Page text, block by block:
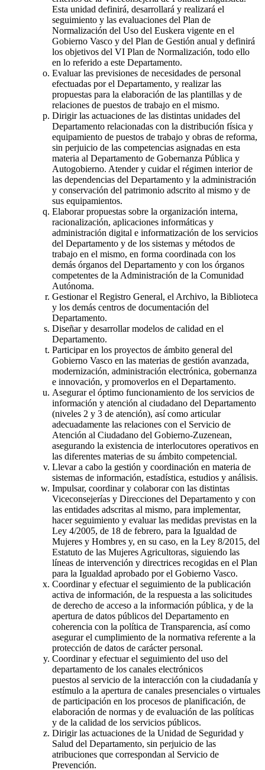
Esta unidad definirá, desarrollará y realizará el
seguimiento y las evaluaciones del Plan de
Normalización del Uso del Euskera vigente en el
Gobierno Vasco y del Plan de Gestión anual y definirá
los objetivos del VI Plan de Normalización, todo ello
en lo referido a este Departamento.
Evaluar las previsiones de necesidades de personal
efectuadas por el Departamento, y realizar las
propuestas para la elaboración de las plantillas y de
relaciones de puestos de trabajo en el mismo.
Dirigir las actuaciones de las distintas unidades del
Departamento relacionadas con la distribución física y
equipamiento de puestos de trabajo y obras de reforma,
sin perjuicio de las competencias asignadas en esta
materia al Departamento de Gobernanza Pública y
Autogobierno. Atender y cuidar el régimen interior de
las dependencias del Departamento y la administración
y conservación del patrimonio adscrito al mismo y de
sus equipamientos.
Elaborar propuestas sobre la organización interna,
racionalización, aplicaciones informáticas y
administración digital e informatización de los servicios
del Departamento y de los sistemas y métodos de
trabajo en el mismo, en forma coordinada con los
demás órganos del Departamento y con los órganos
competentes de la Administración de la Comunidad
Autónoma.
Gestionar el Registro General, el Archivo, la Biblioteca
y los demás centros de documentación del
Departamento.
Diseñar y desarrollar modelos de calidad en el
Departamento.
Participar en los proyectos de ámbito general del
Gobierno Vasco en las materias de gestión avanzada,
modernización, administración electrónica, gobernanza
e innovación, y promoverlos en el Departamento.
Asegurar el óptimo funcionamiento de los servicios de
información y atención al ciudadano del Departamento
(niveles 2 y 3 de atención), así como articular
adecuadamente las relaciones con el Servicio de
Atención al Ciudadano del Gobierno-Zuzenean,
asegurando la existencia de interlocutores operativos en
las diferentes materias de su ámbito competencial.
Llevar a cabo la gestión y coordinación en materia de
sistemas de información, estadística, estudios y análisis.
Impulsar, coordinar y colaborar con las distintas
Viceconsejerías y Direcciones del Departamento y con
las entidades adscritas al mismo, para implementar,
hacer seguimiento y evaluar las medidas previstas en la
Ley 4/2005, de 18 de febrero, para la Igualdad de
Mujeres y Hombres y, en su caso, en la Ley 8/2015, del
Estatuto de las Mujeres Agricultoras, siguiendo las
líneas de intervención y directrices recogidas en el Plan
para la Igualdad aprobado por el Gobierno Vasco.
Coordinar y efectuar el seguimiento de la publicación
activa de información, de la respuesta a las solicitudes
de derecho de acceso a la información pública, y de la
apertura de datos públicos del Departamento en
coherencia con la política de Transparencia, así como
asegurar el cumplimiento de la normativa referente a la
protección de datos de carácter personal.
Coordinar y efectuar el seguimiento del uso del
departamento de los canales electrónicos
puestos al servicio de la interacción con la ciudadanía y
estímulo a la apertura de canales presenciales o virtuales
de participación en los procesos de planificación, de
elaboración de normas y de evaluación de las políticas
y de la calidad de los servicios públicos.
Dirigir las actuaciones de la Unidad de Seguridad y
Salud del Departamento, sin perjuicio de las
atribuciones que correspondan al Servicio de
Prevención.